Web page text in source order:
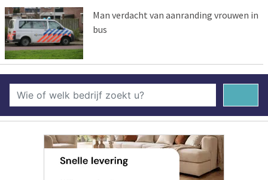
Man verdacht van aanranding vrouwen in
bus